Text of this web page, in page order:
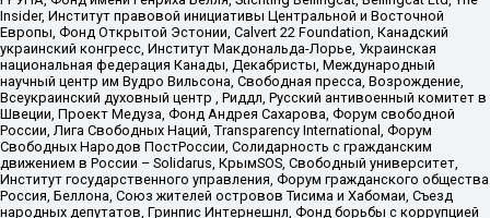
Insider, Институт правовой инициативы Центральной и Восточной
Европы, Фонд Открытой Эстонии, Calvert 22 Foundation, Канадский
украинский конгресс, Институт Макдональда-Лорье, Украинская
национальная федерация Канады, Декабристы, Международный
научный центр им Вудро Вильсона, Свободная пресса, Возрождение,
Всеукраинский духовный центр , Риддл, Русский антивоенный комитет в
Швеции, Проект Медуза, Фонд Андрея Сахарова, Форум свободной
России, Лига Свободных Наций, Transparеncy International, Форум
Свободных Народов ПостРоссии, Солидарность с гражданским
движением в России – Solidarus, КрымSOS, Свободный университет,
Институт государственного управления, Форум гражданского общества
Россия, Беллона, Союз жителей островов Тисима и Хабомаи, Съезд
народных депутатов, Гринпис Интернешнл, Фонд борьбы с коррупцией